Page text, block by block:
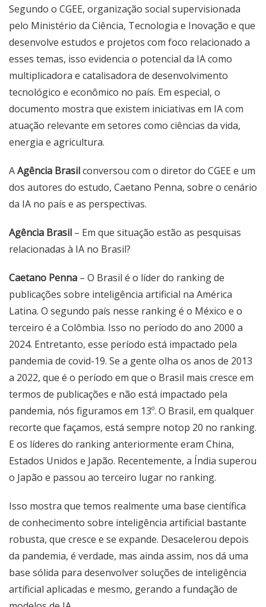
Segundo o CGEE, organização social supervisionada
pelo Ministério da Ciência, Tecnologia e Inovação e que
desenvolve estudos e projetos com foco relacionado a
esses temas, isso evidencia o potencial da IA como
multiplicadora e catalisadora de desenvolvimento
tecnológico e econômico no país. Em especial, o
documento mostra que existem iniciativas em IA com
atuação relevante em setores como ciências da vida,
energia e agricultura.
AAgência Brasilconversou com o diretor do CGEE e um
dos autores do estudo, Caetano Penna, sobre o cenário
da IA no país e as perspectivas.
Agência Brasil – Em que situação estão as pesquisas
relacionadas à IA no Brasil?
Caetano Penna – O Brasil é o líder do ranking de
publicações sobre inteligência artificial na América
Latina. O segundo país nesse ranking é o México e o
terceiro é a Colômbia. Isso no período do ano 2000 a
2024. Entretanto, esse período está impactado pela
pandemia de covid-19. Se a gente olha os anos de 2013
a 2022, que é o período em que o Brasil mais cresce em
termos de publicações e não está impactado pela
pandemia, nós figuramos em 13º. O Brasil, em qualquer
recorte que façamos, está sempre notop 20 no ranking.
E os líderes do ranking anteriormente eram China,
Estados Unidos e Japão. Recentemente, a Índia superou
o Japão e passou ao terceiro lugar no ranking.
Isso mostra que temos realmente uma base científica
de conhecimento sobre inteligência artificial bastante
robusta, que cresce e se expande. Desacelerou depois
da pandemia, é verdade, mas ainda assim, nos dá uma
base sólida para desenvolver soluções de inteligência
artificial aplicadas e mesmo, gerando a fundação de